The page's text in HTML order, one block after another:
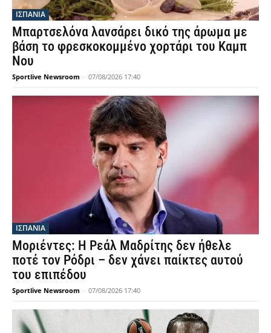
ΙΣΠΑΝΙΑ
Μπαρτσελόνα λανσάρει δικό της άρωμα με
βάση το φρεσκοκομμένο χορτάρι του Καμπ
Νου
Sportlive Newsroom - 07/08/2026 17:40
ΙΣΠΑΝΙΑ
Μοριέντες: Η Ρεάλ Μαδρίτης δεν ήθελε
ποτέ τον Ρόδρι – δεν χάνει παίκτες αυτού
του επιπέδου
Sportlive Newsroom - 07/08/2026 17:40